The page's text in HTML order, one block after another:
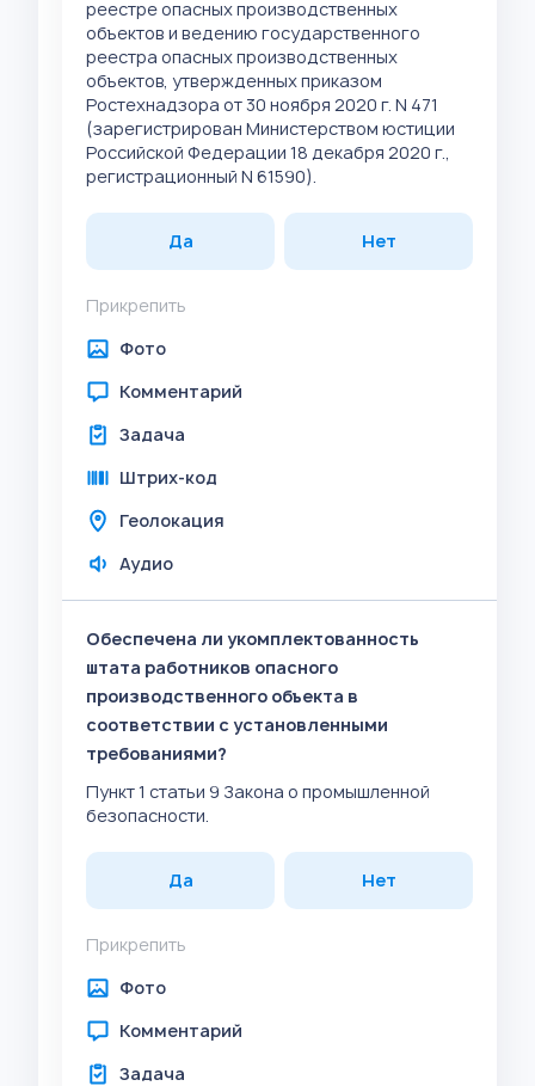
реестре опасных производственных
объектов и ведению государственного
реестра опасных производственных
объектов, утвержденных приказом
Ростехнадзора от 30 ноября 2020 г. N 471
(зарегистрирован Министерством юстиции
Российской Федерации 18 декабря 2020 г.,
регистрационный N 61590).
Да Нет
Прикрепить
Фото
Комментарий
Задача
Штрих-код
Геолокация
Аудио
Обеспечена ли укомплектованность
штата работников опасного
производственного объекта в
соответствии с установленными
требованиями?
Пункт 1 статьи 9 Закона о промышленной
безопасности.
Да Нет
Прикрепить
Фото
Комментарий
Задача